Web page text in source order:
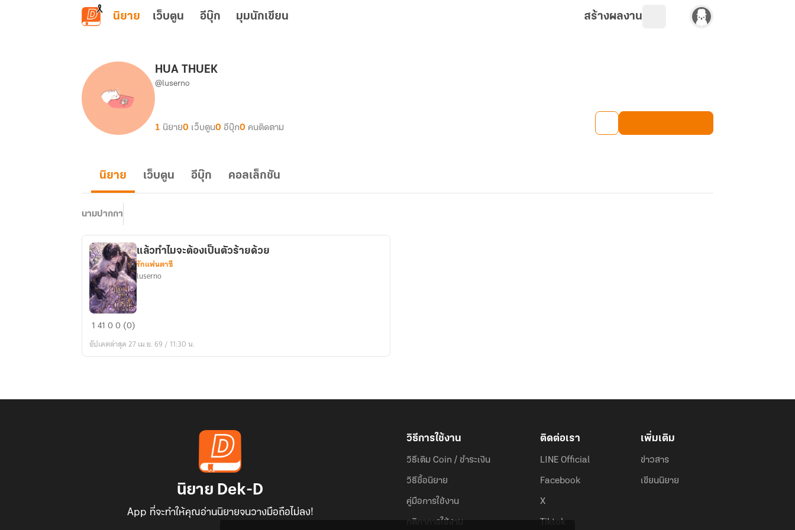
ข้ามไปยังเนื้อหาหลัก
นิยาย เว็บตูน อีบุ๊ก มุมนักเขียน สร้างผลงาน
HUA THUEK
@luserno
1 นิยาย0 เว็บตูน0 อีบุ๊ก0 คนติดตาม
นิยาย เว็บตูน อีบุ๊ก คอลเล็กชัน
นามปากกา
แล้ว
จะ
แล้วทำไมจะต้องเป็นตัวร้ายด้วย
รักแฟนตาซี
luserno
14100 (0)
อัปเดตล่าสุด 27 เม.ย. 69 / 11:30 น.
นิยาย Dek-D
App ที่จะทำให้คุณอ่านนิยายจนวางมือถือไม่ลง!
วิธีการใช้งาน
วิธีเติม Coin / ชำระเงิน
วิธีซื้อนิยาย
คู่มือการใช้งาน
กติกาการใช้งาน
ติดต่อเรา
LINE Official
Facebook
X
Tiktok
เพิ่มเติม
ข่าวสาร
เขียนนิยาย